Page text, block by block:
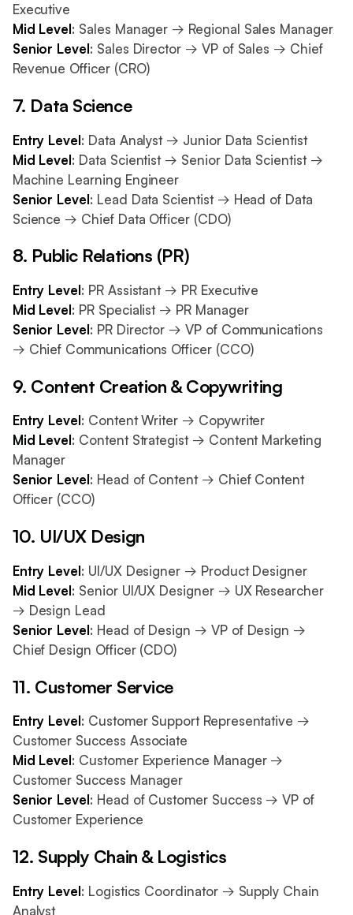
Executive
Mid Level: Sales Manager → Regional Sales Manager
Senior Level: Sales Director → VP of Sales → Chief
Revenue Officer (CRO)
7. Data Science
Entry Level: Data Analyst → Junior Data Scientist
Mid Level: Data Scientist → Senior Data Scientist →
Machine Learning Engineer
Senior Level: Lead Data Scientist → Head of Data
Science → Chief Data Officer (CDO)
8. Public Relations (PR)
Entry Level: PR Assistant → PR Executive
Mid Level: PR Specialist → PR Manager
Senior Level: PR Director → VP of Communications
→ Chief Communications Officer (CCO)
9. Content Creation & Copywriting
Entry Level: Content Writer → Copywriter
Mid Level: Content Strategist → Content Marketing
Manager
Senior Level: Head of Content → Chief Content
Officer (CCO)
10. UI/UX Design
Entry Level: UI/UX Designer → Product Designer
Mid Level: Senior UI/UX Designer → UX Researcher
→ Design Lead
Senior Level: Head of Design → VP of Design →
Chief Design Officer (CDO)
11. Customer Service
Entry Level: Customer Support Representative →
Customer Success Associate
Mid Level: Customer Experience Manager →
Customer Success Manager
Senior Level: Head of Customer Success → VP of
Customer Experience
12. Supply Chain & Logistics
Entry Level: Logistics Coordinator → Supply Chain
Analyst